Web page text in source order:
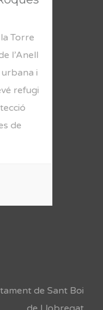
Torre
l’Anell
urbana i
refugi
de